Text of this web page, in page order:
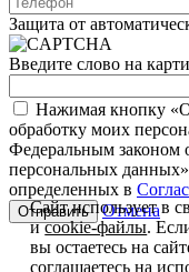
Защита от
Введите слово на
Нажимая кнопку
обработку моих
Федеральным законом
персональных
определенных в
Отмена
Сайт использует в
иcookie-файлы.
вы остаетесь на
соглашаетесь на